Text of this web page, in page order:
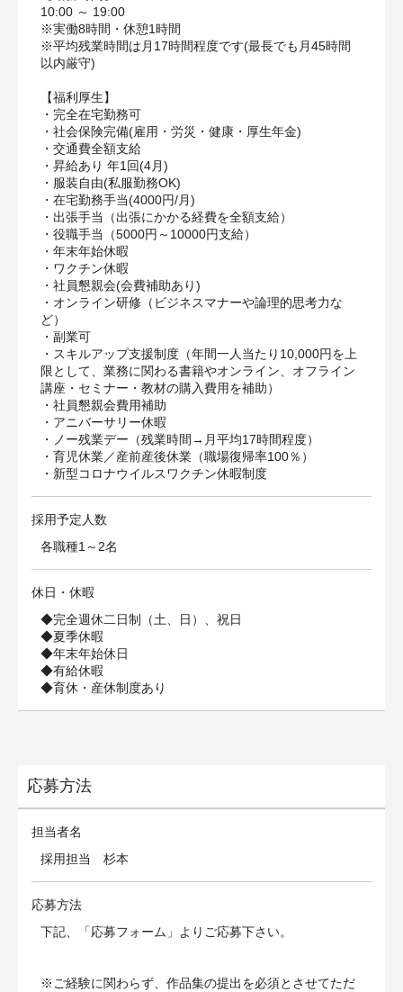
10:00 ～ 19:00
※実働8時間・休憩1時間
※平均残業時間は月17時間程度です(最長でも月45時間
以内厳守)
【福利厚生】
・完全在宅勤務可
・社会保険完備(雇⽤・労災・健康・厚⽣年⾦)
・交通費全額⽀給
・昇給あり 年1回(4⽉)
・服装⾃由(私服勤務OK)
・在宅勤務⼿当(4000円/月)
・出張⼿当（出張にかかる経費を全額⽀給）
・役職⼿当（5000円～10000円⽀給）
・年末年始休暇
・ワクチン休暇
・社員懇親会(会費補助あり)
・オンライン研修（ビジネスマナーや論理的思考力な
ど）
・副業可
・スキルアップ支援制度（年間一人当たり10,000円を上
限として、業務に関わる書籍やオンライン、オフライン
講座・セミナー・教材の購入費用を補助）
・社員懇親会費用補助
・アニバーサリー休暇
・ノー残業デー（残業時間→月平均17時間程度）
・育児休業／産前産後休業（職場復帰率100％）
・新型コロナウイルスワクチン休暇制度
採用予定人数
各職種1～2名
休日・休暇
◆完全週休⼆⽇制（⼟、⽇）、祝⽇
◆夏季休暇
◆年末年始休⽇
◆有給休暇
◆育休・産休制度あり
応募方法
担当者名
採用担当 杉本
応募方法
下記、「応募フォーム」よりご応募下さい。
※ご経験に関わらず、作品集の提出を必須とさせてただ